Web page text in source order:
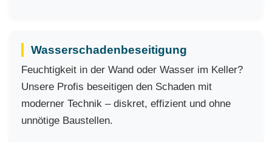
Wasserschadenbeseitigung
Feuchtigkeit in der Wand oder Wasser im Keller?
Unsere Profis beseitigen den Schaden mit
moderner Technik – diskret, effizient und ohne
unnötige Baustellen.